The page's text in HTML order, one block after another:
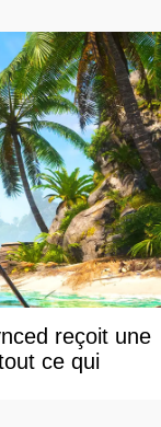
reçoit une
ce qui